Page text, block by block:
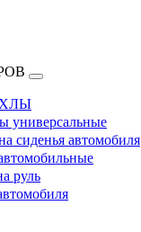
универсальные
сиденья автомобиля
руль